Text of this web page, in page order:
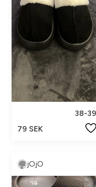
38-39
79 SEK
jOjO